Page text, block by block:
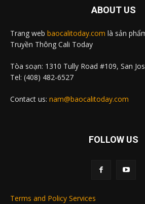
ABOUT US
Trang web baocalitoday.com là sản
Truyền Thông Cali Today
Tòa soạn: 1310 Tully Road #109, San
Tel: (408) 482-6527
Contact us: nam@baocalitoday.com
FOLLOW US
Terms and Policy Services